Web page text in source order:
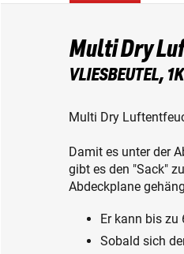
Multi Dry
VLIESBEUTEL,
Multi Dry
Damit es unter der
gibt es den "Sack"
Abdeckplane
Er kann bis zu
Sobald sich